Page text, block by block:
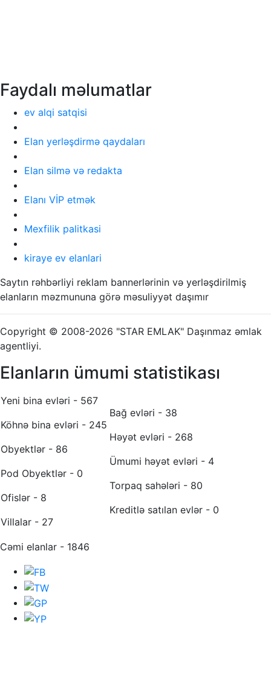
Faydalı məlumatlar
ev alqi satqisi
Elan yerləşdirmə qaydaları
Elan silmə və redakta
Elanı VİP etmək
Mexfilik palitkasi
kiraye ev elanlari
Saytın rəhbərliyi reklam bannerlərinin və yerləşdirilmiş
elanların məzmununa görə məsuliyyət daşımır
Copyright © 2008-2026 "STAR EMLAK" Daşınmaz əmlak
agentliyi.
Elanların ümumi statistikası
Yeni bina evləri - 567
Köhnə bina evləri - 245
Obyektlər - 86
Pod Obyektlər - 0
Ofislər - 8
Villalar - 27
Bağ evləri - 38
Həyət evləri - 268
Ümumi həyət evləri - 4
Torpaq sahələri - 80
Kreditlə satılan evlər - 0
Cəmi elanlar - 1846